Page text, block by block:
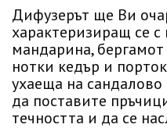
Дифузерът ще Ви
характеризиращ се с
мандарина,
нотки кедър и
ухаеща на
да поставите
течността и да се